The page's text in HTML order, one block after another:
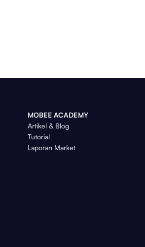
MOBEE ACADEMY
Artikel & Blog
Tutorial
Laporan Market